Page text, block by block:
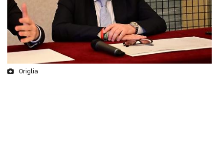
Origlia